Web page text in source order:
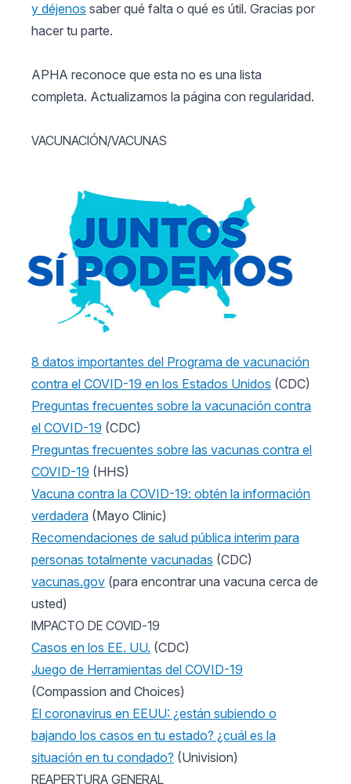
y déjenos saber qué falta o qué es útil. Gracias por
hacer tu parte.
APHA reconoce que esta no es una lista
completa. Actualizamos la página con regularidad.
VACUNACIÓN/VACUNAS
8 datos importantes del Programa de vacunación
contra el COVID-19 en los Estados Unidos (CDC)
Preguntas frecuentes sobre la vacunación contra
el COVID-19 (CDC)
Preguntas frecuentes sobre las vacunas contra el
COVID-19 (HHS)
Vacuna contra la COVID-19: obtén la información
verdadera (Mayo Clinic)
Recomendaciones de salud pública interim para
personas totalmente vacunadas (CDC)
vacunas.gov (para encontrar una vacuna cerca de
usted)
IMPACTO DE COVID-19
Casos en los EE. UU. (CDC)
Juego de Herramientas del COVID-19
(Compassion and Choices)
El coronavirus en EEUU: ¿están subiendo o
bajando los casos en tu estado? ¿cuál es la
situación en tu condado? (Univision)
REAPERTURA GENERAL